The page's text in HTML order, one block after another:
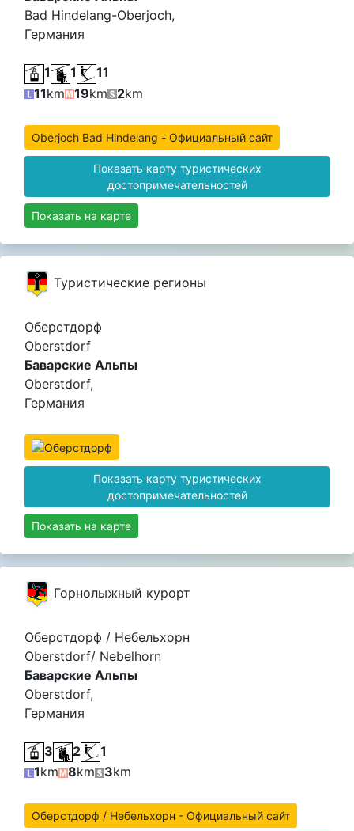
Bad Hindelang-Oberjoch,
Германия
1 1
11
11km 19km 2km
Oberjoch Bad Hindelang - Официальный сайт
Показать карту туристических
достопримечательностей
Показать на карте
Туристические регионы
Оберстдорф
Oberstdorf
Баварские Альпы
Oberstdorf,
Германия
Показать карту туристических
достопримечательностей
Показать на карте
Горнолыжный курорт
Оберстдорф / Небельхорн
Oberstdorf/ Nebelhorn
Баварские Альпы
Oberstdorf,
Германия
3 2
1
1km 8km 3km
Оберстдорф / Небельхорн - Официальный сайт